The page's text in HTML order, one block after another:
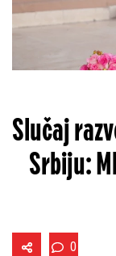
Slučaj
Srbiju:
0